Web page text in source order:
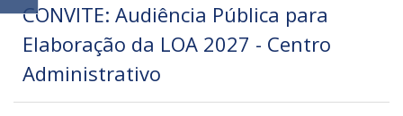
CONVITE: Audiência Pública para
Elaboração da LOA 2027 - Centro
Administrativo